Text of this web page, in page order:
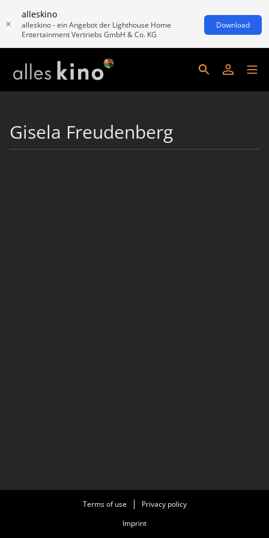
alleskino
alleskino - ein Angebot der Lighthouse Home
Entertainment Vertriebs GmbH & Co. KG
Download
Gisela Freudenberg
Terms of use
Privacy policy
Imprint